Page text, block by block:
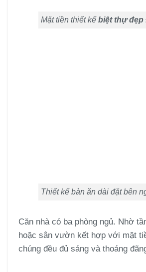
Mặt tiền thiết kế biệt thự đẹp
Thiết kế bàn ăn dài đặt bên
Căn nhà có ba phòng ngủ. Nhờ
hoặc sân vườn kết hợp với mặt
chúng đều đủ sáng và thoáng